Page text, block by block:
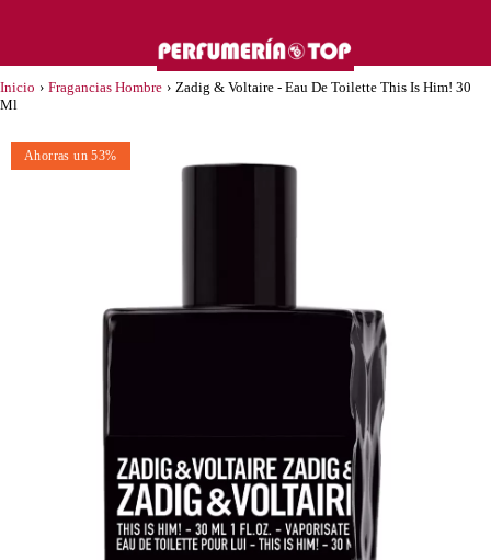
Inicio › Fragancias Hombre › Zadig & Voltaire - Eau De Toilette This Is Him! 30
Ml
Ahorras un 53%